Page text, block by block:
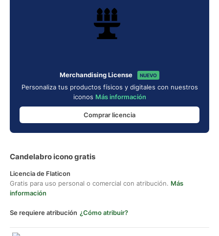
Merchandising License NUEVO
Personaliza tus productos físicos y digitales con nuestros
iconos Más información
Comprar licencia
Candelabro icono gratis
Licencia de Flaticon
Gratis para uso personal o comercial con atribución. Más
información
Se requiere atribución ¿Cómo atribuir?